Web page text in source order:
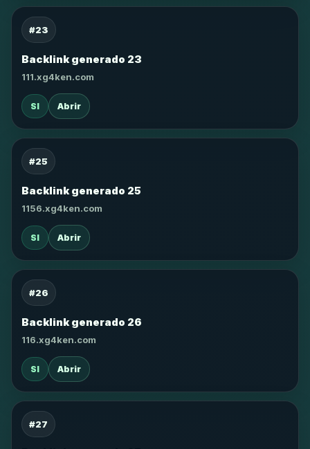
#23
Backlink generado 23
111.xg4ken.com
SI Abrir
#25
Backlink generado 25
1156.xg4ken.com
SI Abrir
#26
Backlink generado 26
116.xg4ken.com
SI Abrir
#27